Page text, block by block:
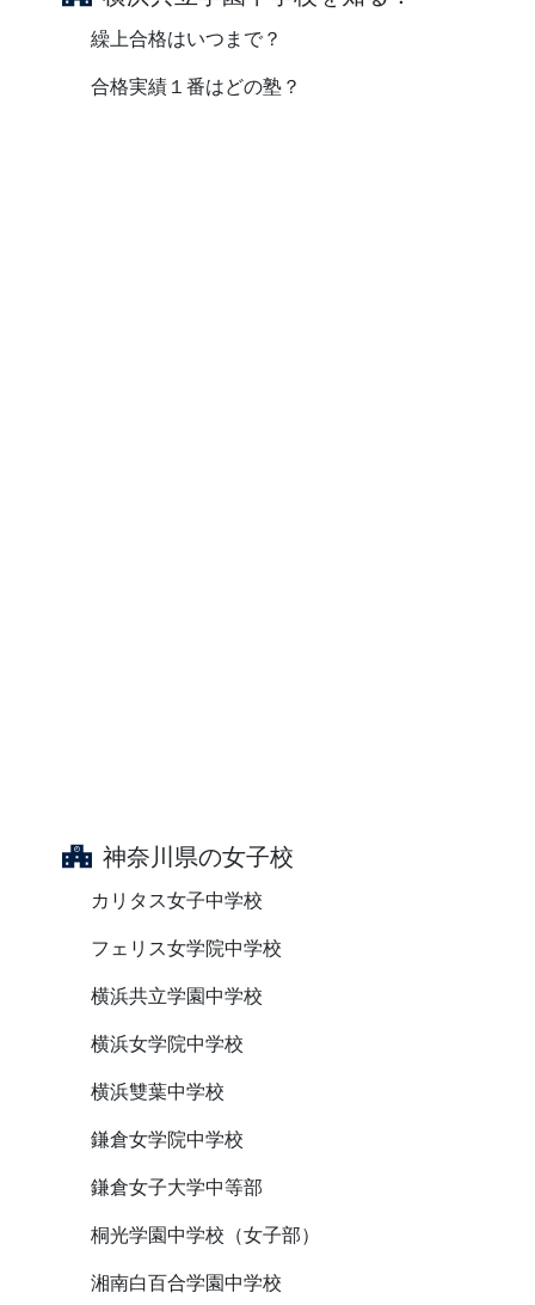
繰上合格はいつまで？
合格実績１番はどの塾？
神奈川県の女子校
カリタス女子中学校
フェリス女学院中学校
横浜共立学園中学校
横浜女学院中学校
横浜雙葉中学校
鎌倉女学院中学校
鎌倉女子大学中等部
桐光学園中学校（女子部）
湘南白百合学園中学校